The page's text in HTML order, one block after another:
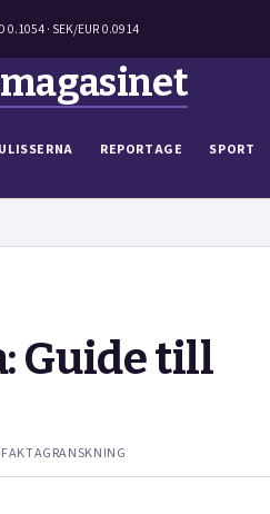
0.1054 · SEK/EUR 0.0914
REPORTAGE SPORT
Guide till